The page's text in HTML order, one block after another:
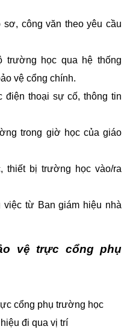
công văn theo yêu cầu
trường học qua hệ thống
vệ cổng chính.
điện thoại sự cố, thông tin
trong giờ học của giáo
thiết bị trường học vào/ra
từ Ban giám hiệu nhà
vệ trực cổng phụ
cổng phụ trường học
đi qua vị trí